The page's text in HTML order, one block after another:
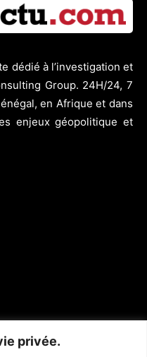
privée.
dédié à l’investigation et
Group. 24H/24, 7
en Afrique et dans
enjeux géopolitique et